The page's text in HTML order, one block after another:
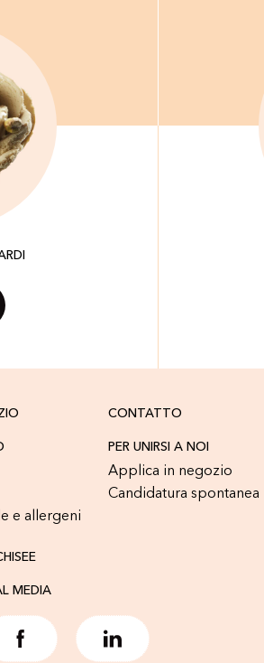
CONTATTO
e allergeni
PER UNIRSI A NOI
Applica in negozio
Candidatura spontanea
MEDIA